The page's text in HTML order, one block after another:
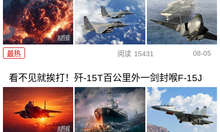
最热 阅读 15431 08-05
看不见就挨打！歼-15T百公里外一剑封喉F-15J